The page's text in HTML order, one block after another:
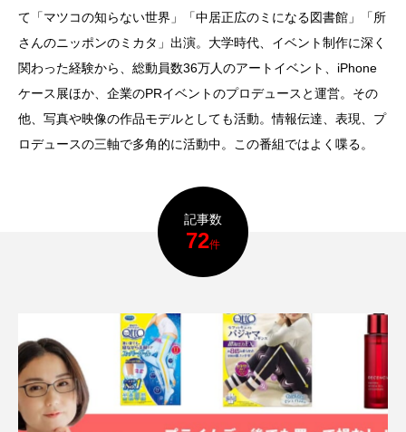
て「マツコの知らない世界」「中居正広のミになる図書館」「所
さんのニッポンのミカタ」出演。大学時代、イベント制作に深く
関わった経験から、総動員数36万人のアートイベント、iPhone
ケース展ほか、企業のPRイベントのプロデュースと運営。その
他、写真や映像の作品モデルとしても活動。情報伝達、表現、プ
ロデュースの三軸で多角的に活動中。この番組ではよく喋る。
記事数
72件